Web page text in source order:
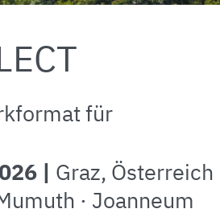
für
| Graz, Österreich
· Joanneum